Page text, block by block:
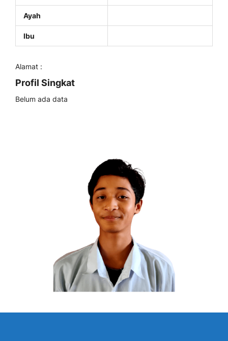
Ayah
Ibu
Alamat :
Profil Singkat
Belum ada data